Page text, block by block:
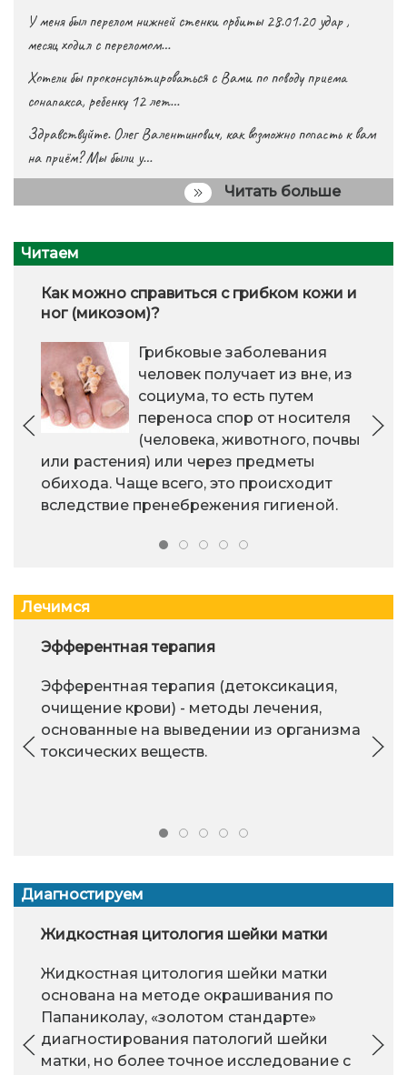
У меня был перелом нижней стенки орбиты 28.01.20 удар ,
месяц ходил с переломом…
Хотели бы проконсультироваться с Вами по поводу приема
сонапакса, ребенку 12 лет…
Здравствуйте. Олег Валентинович, как возможно попасть к вам
на приём? Мы были у…
Читать больше
Читаем
Как можно справиться с грибком кожи и
ног (микозом)?
Грибковые заболевания
человек получает из вне, из
социума, то есть путем
переноса спор от носителя
(человека, животного, почвы
или растения) или через предметы
обихода. Чаще всего, это происходит
вследствие пренебрежения гигиеной.
Лечимся
Эфферентная терапия
Эфферентная терапия (детоксикация,
очищение крови) - методы лечения,
основанные на выведении из организма
токсических веществ.
Диагностируем
Жидкостная цитология шейки матки
Жидкостная цитология шейки матки
основана на методе окрашивания по
Папаниколау, «золотом стандарте»
диагностирования патологий шейки
матки, но более точное исследование с